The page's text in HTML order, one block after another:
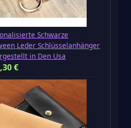
Schwarze
Leder Schlüsselanhänger
in Den Usa
€